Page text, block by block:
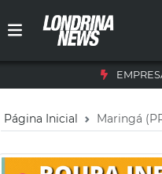
Página Inicial Maringá